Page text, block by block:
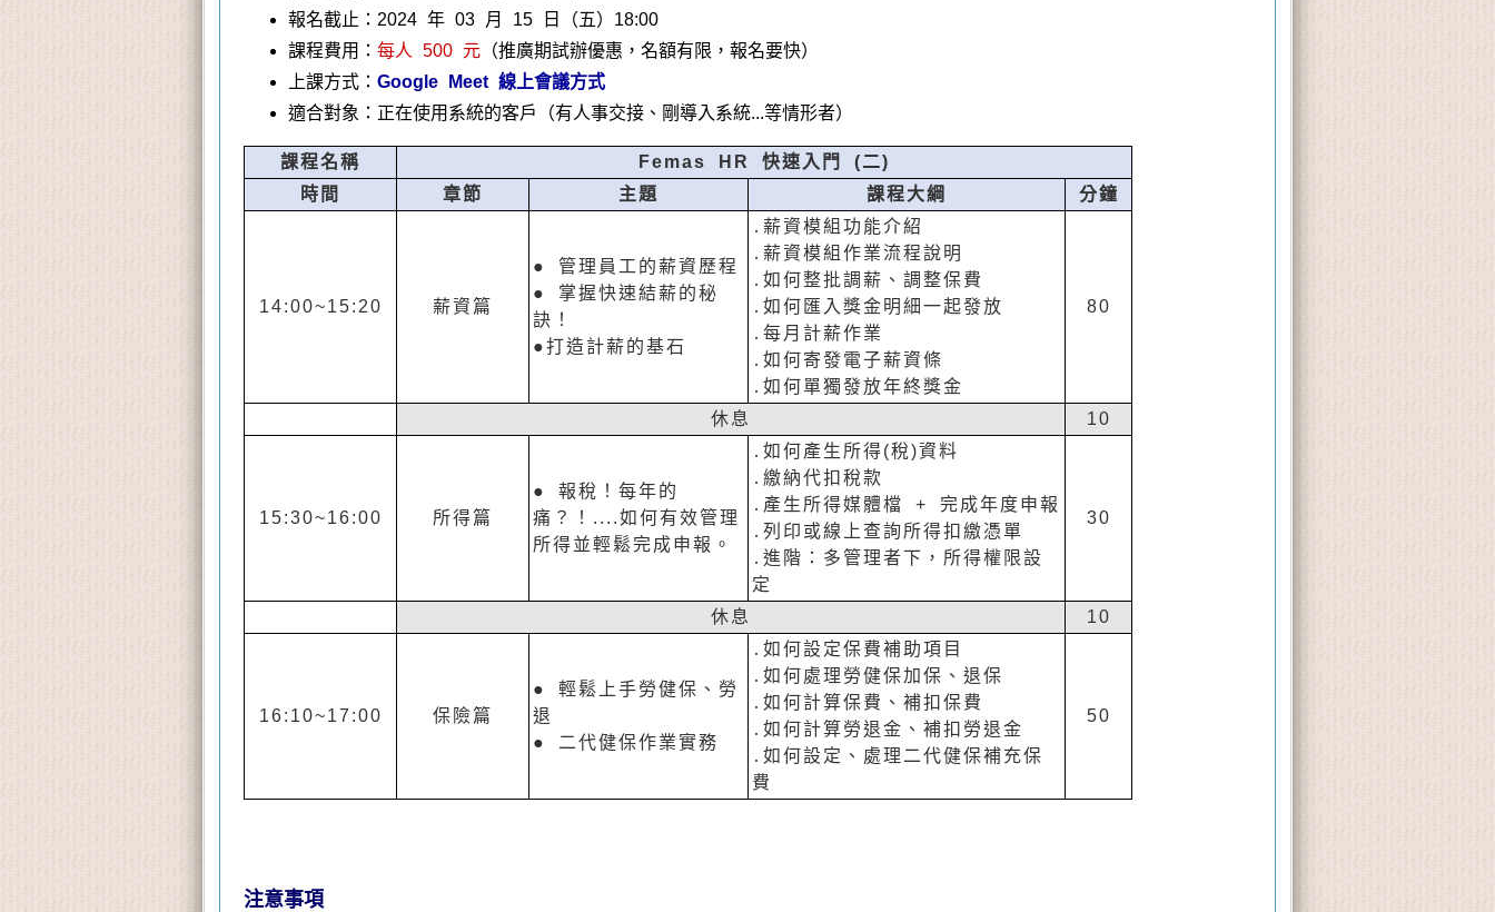
報名截止：2024 年 03 月 15 日（五）18:00
課程費用： 每人 500 元 （推廣期試辦優惠，名額有限，報名要快）
上課方式： Google Meet 線上會議方式
適合對象：正在使用系統的客戶（有人事交接、剛導入系統...等情形者）
課程名稱
Femas HR 快速入門 (二)
時間
章節 主題 課程大綱 分鐘
14:00~15:20 薪資篇
● 管理員工的薪資歷程
● 掌握快速結薪的秘
訣！
●打造計薪的基石
․薪資模組功能介紹
․薪資模組作業流程說明
․如何整批調薪、調整保費
․如何匯入獎金明細一起發放
․每月計薪作業
․如何寄發電子薪資條
․如何單獨發放年終獎金
80
休息 10
15:30~16:00 所得篇
● 報稅！每年的
痛？！....如何有效管理
所得並輕鬆完成申報。
․如何產生所得(稅)資料
․繳納代扣稅款
․產生所得媒體檔 + 完成年度申報
․列印或線上查詢所得扣繳憑單
․進階：多管理者下，所得權限設
定
30
休息 10
16:10~17:00 保險篇
● 輕鬆上手勞健保、勞
退
● 二代健保作業實務
․如何設定保費補助項目
․如何處理勞健保加保、退保
․如何計算保費、補扣保費
․如何計算勞退金、補扣勞退金
․如何設定、處理二代健保補充保
費
50
注意事項